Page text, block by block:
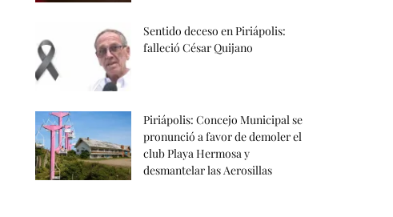
Sentido deceso en Piriápolis:
falleció César Quijano
Piriápolis: Concejo Municipal se
pronunció a favor de demoler el
club Playa Hermosa y
desmantelar las Aerosillas